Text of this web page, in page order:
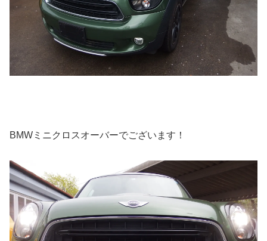
BMWミニクロスオーバーでございます！